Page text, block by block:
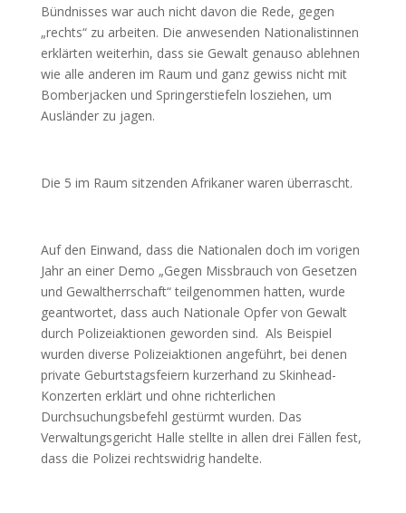
Bündnisses war auch nicht davon die Rede, gegen
„rechts“ zu arbeiten. Die anwesenden Nationalistinnen
erklärten weiterhin, dass sie Gewalt genauso ablehnen
wie alle anderen im Raum und ganz gewiss nicht mit
Bomberjacken und Springerstiefeln losziehen, um
Ausländer zu jagen.
Die 5 im Raum sitzenden Afrikaner waren überrascht.
Auf den Einwand, dass die Nationalen doch im vorigen
Jahr an einer Demo „Gegen Missbrauch von Gesetzen
und Gewaltherrschaft“ teilgenommen hatten, wurde
geantwortet, dass auch Nationale Opfer von Gewalt
durch Polizeiaktionen geworden sind. Als Beispiel
wurden diverse Polizeiaktionen angeführt, bei denen
private Geburtstagsfeiern kurzerhand zu Skinhead-
Konzerten erklärt und ohne richterlichen
Durchsuchungsbefehl gestürmt wurden. Das
Verwaltungsgericht Halle stellte in allen drei Fällen fest,
dass die Polizei rechtswidrig handelte.